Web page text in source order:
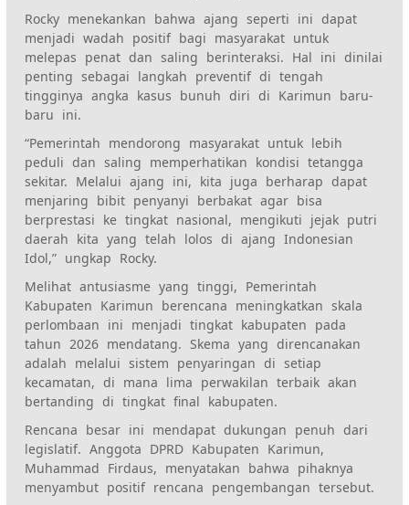
Rocky menekankan bahwa ajang seperti ini dapat
menjadi wadah positif bagi masyarakat untuk
melepas penat dan saling berinteraksi. Hal ini dinilai
penting sebagai langkah preventif di tengah
tingginya angka kasus bunuh diri di Karimun baru-
baru ini.
“Pemerintah mendorong masyarakat untuk lebih
peduli dan saling memperhatikan kondisi tetangga
sekitar. Melalui ajang ini, kita juga berharap dapat
menjaring bibit penyanyi berbakat agar bisa
berprestasi ke tingkat nasional, mengikuti jejak putri
daerah kita yang telah lolos di ajang Indonesian
Idol,” ungkap Rocky.
Melihat antusiasme yang tinggi, Pemerintah
Kabupaten Karimun berencana meningkatkan skala
perlombaan ini menjadi tingkat kabupaten pada
tahun 2026 mendatang. Skema yang direncanakan
adalah melalui sistem penyaringan di setiap
kecamatan, di mana lima perwakilan terbaik akan
bertanding di tingkat final kabupaten.
Rencana besar ini mendapat dukungan penuh dari
legislatif. Anggota DPRD Kabupaten Karimun,
Muhammad Firdaus, menyatakan bahwa pihaknya
menyambut positif rencana pengembangan tersebut.